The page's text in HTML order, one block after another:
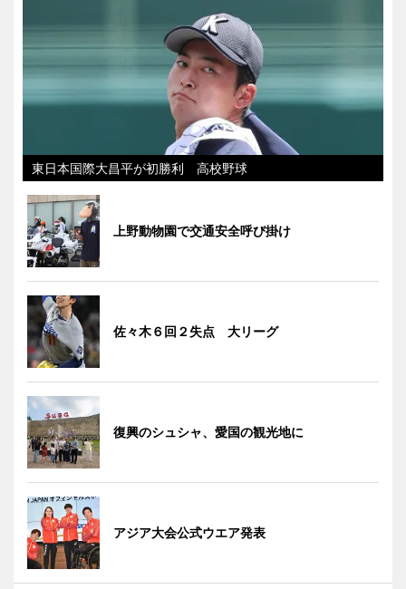
東日本国際大昌平が初勝利 高校野球
上野動物園で交通安全呼び掛け
佐々木６回２失点 大リーグ
復興のシュシャ、愛国の観光地に
アジア大会公式ウエア発表